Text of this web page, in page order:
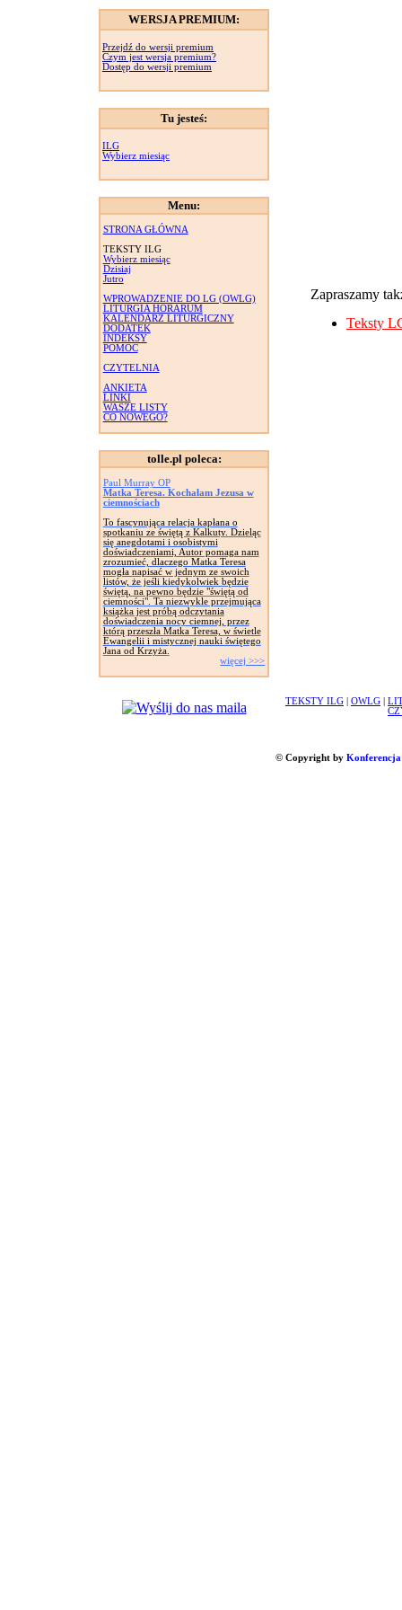
WERSJA PREMIUM:
Przejdź do wersji premium
Czym jest wersja premium?
Dostęp do wersji premium
Tu jesteś:
ILG
Wybierz miesiąc
Menu:
STRONA GŁÓWNA
TEKSTY ILG
Wybierz miesiąc
Dzisiaj
Jutro
WPROWADZENIE DO LG (OWLG)
LITURGIA HORARUM
KALENDARZ LITURGICZNY
DODATEK
INDEKSY
POMOC
CZYTELNIA
ANKIETA
LINKI
WASZE LISTY
CO NOWEGO?
tolle.pl poleca:
Paul Murray OP
Matka Teresa. Kochałam Jezusa w
ciemnościach
To fascynująca relacja kapłana o
spotkaniu ze świętą z Kalkuty. Dzieląc
się anegdotami i osobistymi
doświadczeniami, Autor pomaga nam
zrozumieć, dlaczego Matka Teresa
mogła napisać w jednym ze swoich
listów, że jeśli kiedykolwiek będzie
świętą, na pewno będzie "świętą od
ciemności". Ta niezwykle przejmująca
książka jest próbą odczytania
doświadczenia nocy ciemnej, przez
którą przeszła Matka Teresa, w świetle
Ewangelii i mistycznej nauki świętego
Jana od Krzyża.
więcej >>>
Zapraszamy
Teksty
TEKSTY ILG OWLG
© Copyright by Konferencja